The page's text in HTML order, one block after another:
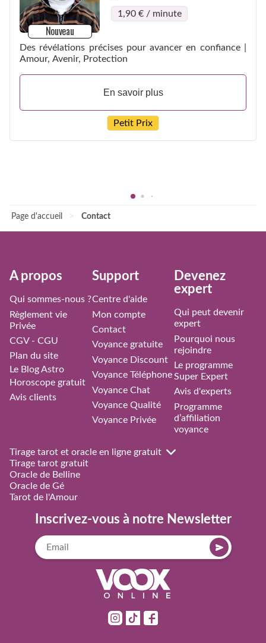
Nouveau
1,90 € / minute
Des révélations précises pour avancer en confiance |
Amour, Avenir, Protection
En savoir plus
Petit Prix
Page d'accueil > Contact
À propos
Qui sommes-nous ?
Règlement vie
Privée
CGV - CGU
Plan du site
Le Blog Astro
Horoscope gratuit
Avis clients
Support
Centre d'aide
Mon compte
Contact
Voyance gratuite
Voyance Discount
Voyance Téléphone
Voyance Chat
Voyance Qualité
Voyance Privée
Devenez
expert
Qui peut devenir
expert
Pourquoi nous
rejoindre
Le programme
Super Expert
Avis d'experts
Programme
d’affiliation
voyance
Tirage tarot et oracle en ligne gratuit
Tirage tarot gratuit
Oracle de Belline
Oracle de Gé
Tarot de l'Amour
Inscrivez-vous à notre Newsletter